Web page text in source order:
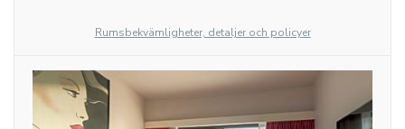
Rumsbekvämligheter, detaljer och policyer